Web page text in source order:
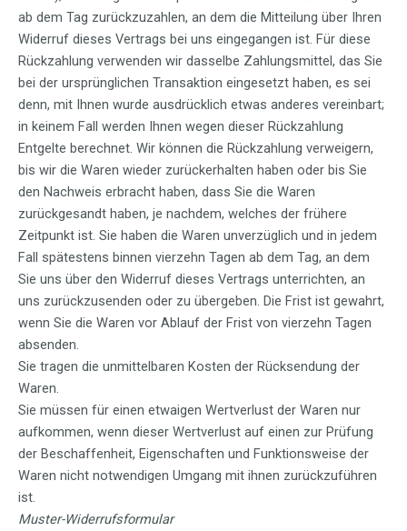
ab dem Tag zurückzuzahlen, an dem die Mitteilung über Ihren
Widerruf dieses Vertrags bei uns eingegangen ist. Für diese
Rückzahlung verwenden wir dasselbe Zahlungsmittel, das Sie
bei der ursprünglichen Transaktion eingesetzt haben, es sei
denn, mit Ihnen wurde ausdrücklich etwas anderes vereinbart;
in keinem Fall werden Ihnen wegen dieser Rückzahlung
Entgelte berechnet. Wir können die Rückzahlung verweigern,
bis wir die Waren wieder zurückerhalten haben oder bis Sie
den Nachweis erbracht haben, dass Sie die Waren
zurückgesandt haben, je nachdem, welches der frühere
Zeitpunkt ist. Sie haben die Waren unverzüglich und in jedem
Fall spätestens binnen vierzehn Tagen ab dem Tag, an dem
Sie uns über den Widerruf dieses Vertrags unterrichten, an
uns zurückzusenden oder zu übergeben. Die Frist ist gewahrt,
wenn Sie die Waren vor Ablauf der Frist von vierzehn Tagen
absenden.
Sie tragen die unmittelbaren Kosten der Rücksendung der
Waren.
Sie müssen für einen etwaigen Wertverlust der Waren nur
aufkommen, wenn dieser Wertverlust auf einen zur Prüfung
der Beschaffenheit, Eigenschaften und Funktionsweise der
Waren nicht notwendigen Umgang mit ihnen zurückzuführen
ist.
Muster-Widerrufsformular